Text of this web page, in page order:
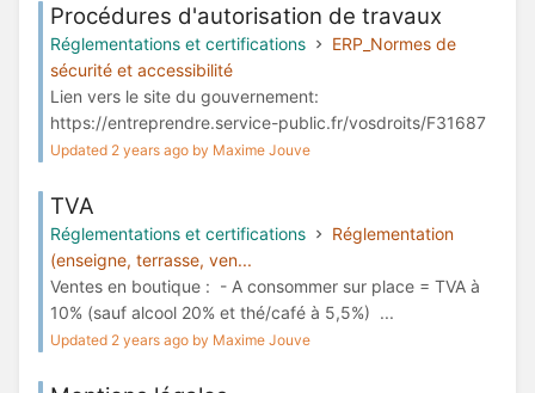
Procédures d'autorisation de travaux
Réglementations et certifications
ERP_Normes de
sécurité et accessibilité
Lien vers le site du gouvernement:
https://entreprendre.service-public.fr/vosdroits/F31687
Updated 2 years ago by Maxime Jouve
TVA
Réglementations et certifications
Réglementation
(enseigne, terrasse, ven...
Ventes en boutique : - A consommer sur place = TVA à
10% (sauf alcool 20% et thé/café à 5,5%) ...
Updated 2 years ago by Maxime Jouve